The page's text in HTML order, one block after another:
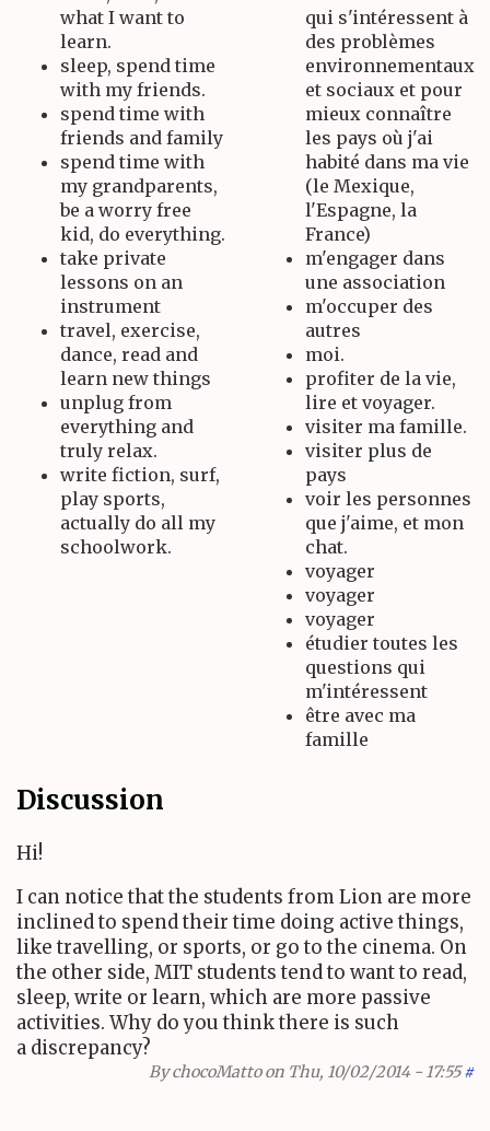
what I want to
learn.
sleep, spend time
with my friends.
spend time with
friends and family
spend time with
my grandparents,
be a worry free
kid, do everything.
take private
lessons on an
instrument
travel, exercise,
dance, read and
learn new things
unplug from
everything and
truly relax.
write fiction, surf,
play sports,
actually do all my
schoolwork.
qui s'intéressent à
des problèmes
environnementaux
et sociaux et pour
mieux connaître
les pays où j'ai
habité dans ma vie
(le Mexique,
l'Espagne, la
France)
m'engager dans
une association
m'occuper des
autres
moi.
profiter de la vie,
lire et voyager.
visiter ma famille.
visiter plus de
pays
voir les personnes
que j'aime, et mon
chat.
voyager
voyager
voyager
étudier toutes les
questions qui
m'intéressent
être avec ma
famille
Discussion
Hi!
I can notice that the students from Lion are more
inclined to spend their time doing active things,
like travelling, or sports, or go to the cinema. On
the other side, MIT students tend to want to read,
sleep, write or learn, which are more passive
activities. Why do you think there is such
a discrepancy?
BychocoMattoon Thu, 10/02/2014 - 17:55 #